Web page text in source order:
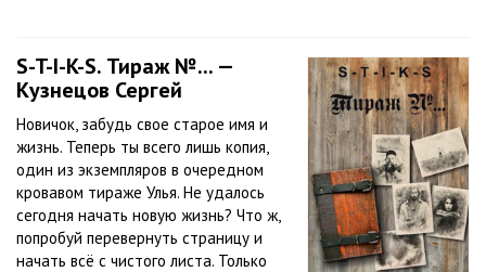
S-T-I-K-S. Тираж №... —
Кузнецов Сергей
Новичок, забудь свое старое имя и
жизнь. Теперь ты всего лишь копия,
один из экземпляров в очередном
кровавом тираже Улья. Не удалось
сегодня начать новую жизнь? Что ж,
попробуй перевернуть страницу и
начать всё с чистого листа. Только